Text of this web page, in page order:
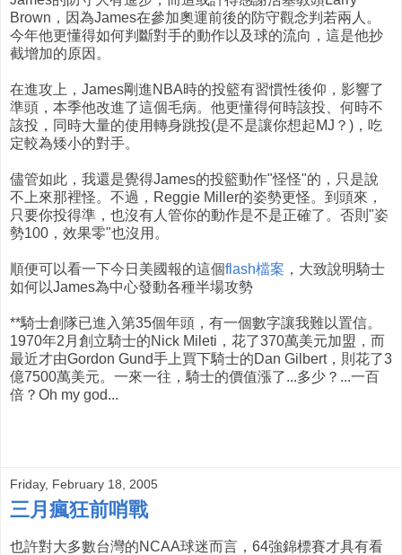
Brown，因為James在參加奧運前後的防守觀念判若兩人。
今年他更懂得如何判斷對手的動作以及球的流向，這是他抄
截增加的原因。
在進攻上，James剛進NBA時的投籃有習慣性後仰，影響了
準頭，本季他改進了這個毛病。他更懂得何時該投、何時不
該投，同時大量的使用轉身跳投(是不是讓你想起MJ？)，吃
定較為矮小的對手。
儘管如此，我還是覺得James的投籃動作"怪怪"的，只是說
不上來那裡怪。不過，Reggie Miller的姿勢更怪。到頭來，
只要你投得準，也沒有人管你的動作是不是正確了。否則"姿
勢100，效果零"也沒用。
順便可以看一下今日美國報的這個flash檔案 ，大致說明騎士
如何以James為中心發動各種半場攻勢
**騎士創隊已進入第35個年頭，有一個數字讓我難以置信。
1970年2月創立騎士的Nick Mileti，花了370萬美元加盟，而
最近才由Gordon Gund手上買下騎士的Dan Gilbert，則花了3
億7500萬美元。一來一往，騎士的價值漲了...多少？...一百
倍？Oh my god...
Friday, February 18, 2005
三月瘋狂前哨戰
也許對大多數台灣的NCAA球迷而言，64強錦標賽才具有看